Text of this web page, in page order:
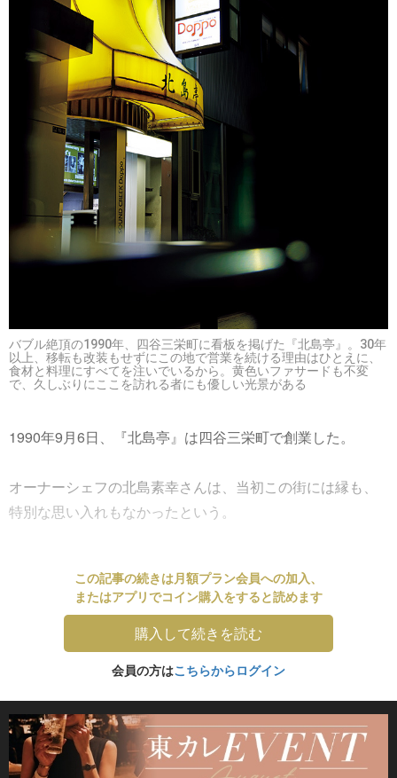
バブル絶頂の1990年、四谷三栄町に看板を掲げた『北島亭』。30年
以上、移転も改装もせずにこの地で営業を続ける理由はひとえに、
食材と料理にすべてを注いでいるから。黄色いファサードも不変
で、久しぶりにここを訪れる者にも優しい光景がある
1990年9月6日、『北島亭』は四谷三栄町で創業した。
オーナーシェフの北島素幸さんは、当初この街には縁も、
特別な思い入れもなかったという。
この記事の続きは月額プラン会員への加入、
またはアプリでコイン購入をすると読めます
購入して続きを読む
会員の方はこちらからログイン